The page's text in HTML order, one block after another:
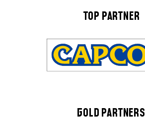
TOP PARTNER
GOLD PARTNERS